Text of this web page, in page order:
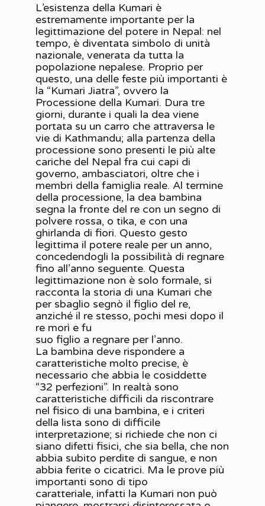
L’esistenza della Kumari è
estremamente importante per la
legittimazione del potere in Nepal: nel
tempo, è diventata simbolo di unità
nazionale, venerata da tutta la
popolazione nepalese. Proprio per
questo, una delle feste più importanti è
la “Kumari Jiatra”, ovvero la
Processione della Kumari. Dura tre
giorni, durante i quali la dea viene
portata su un carro che attraversa le
vie di Kathmandu; alla partenza della
processione sono presenti le più alte
cariche del Nepal fra cui capi di
governo, ambasciatori, oltre che i
membri della famiglia reale. Al termine
della processione, la dea bambina
segna la fronte del re con un segno di
polvere rossa, o tika, e con una
ghirlanda di fiori. Questo gesto
legittima il potere reale per un anno,
concedendogli la possibilità di regnare
fino all’anno seguente. Questa
legittimazione non è solo formale, si
racconta la storia di una Kumari che
per sbaglio segnò il figlio del re,
anziché il re stesso, pochi mesi dopo il
re morì e fu
suo figlio a regnare per l’anno.
La bambina deve rispondere a
caratteristiche molto precise, è
necessario che abbia le cosiddette
“32 perfezioni”. In realtà sono
caratteristiche difficili da riscontrare
nel fisico di una bambina, e i criteri
della lista sono di difficile
interpretazione; si richiede che non ci
siano difetti fisici, che sia bella, che non
abbia subito perdite di sangue, e non
abbia ferite o cicatrici. Ma le prove più
importanti sono di tipo
caratteriale, infatti la Kumari non può